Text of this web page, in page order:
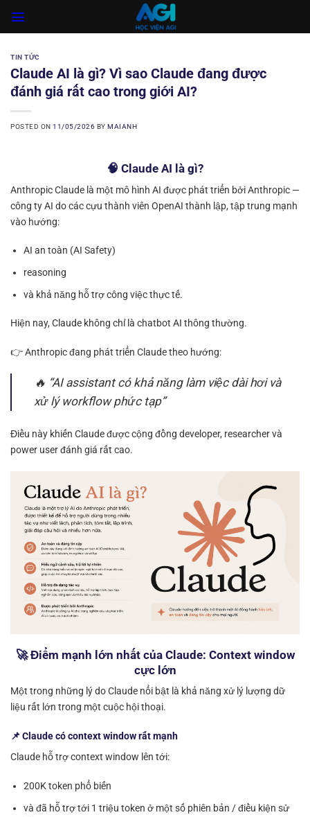
TIN TỨC
Claude AI là gì? Vì sao Claude đang được
đánh giá rất cao trong giới AI?
POSTED ON11/05/2026 BYMAIANH
🧠 Claude AI là gì?
AnthropicClaude là một mô hình AI được phát triển bởi Anthropic —
công ty AI do các cựu thành viên OpenAI thành lập, tập trung mạnh
vào hướng:
AI an toàn (AI Safety)
reasoning
và khả năng hỗ trợ công việc thực tế.
Hiện nay, Claude không chỉ là chatbot AI thông thường.
👉 Anthropic đang phát triển Claude theo hướng:
🔥 “AI assistant có khả năng làm việc dài hơi và
xử lý workflow phức tạp”
Điều này khiến Claude được cộng đồng developer, researcher và
power user đánh giá rất cao.
🚀 Điểm mạnh lớn nhất của Claude: Context window
cực lớn
Một trong những lý do Claude nổi bật là khả năng xử lý lượng dữ
liệu rất lớn trong một cuộc hội thoại.
📌 Claude có context window rất mạnh
Claude hỗ trợ context window lên tới:
200K token phổ biến
và đã hỗ trợ tới 1 triệu token ở một số phiên bản / điều kiện sử